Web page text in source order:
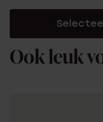
Ook leuk